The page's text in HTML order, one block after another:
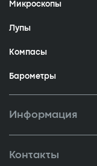
Микроскопы
Лупы
Компасы
Барометры
Информация
Контакты